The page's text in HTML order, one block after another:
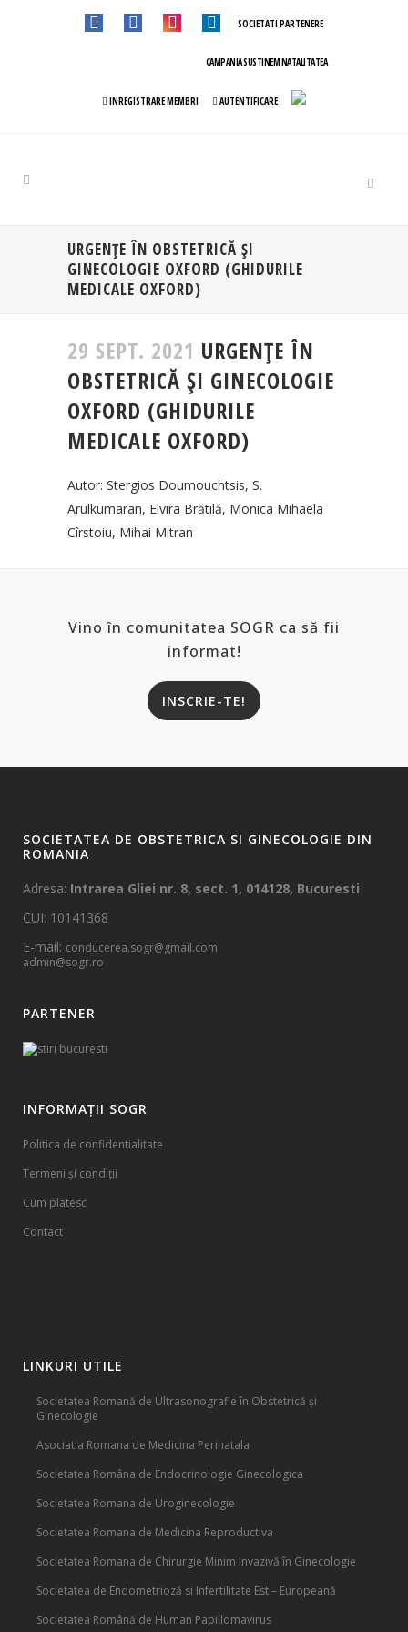
SOCIETATI PARTENERE
CAMPANIA SUSTINEM NATALITATEA
INREGISTRARE MEMBRI AUTENTIFICARE
URGENȚE ÎN OBSTETRICĂ ȘI
GINECOLOGIE OXFORD (GHIDURILE
MEDICALE OXFORD)
29 SEPT. 2021 URGENȚE ÎN
OBSTETRICĂ ȘI GINECOLOGIE
OXFORD (GHIDURILE
MEDICALE OXFORD)
Autor: Stergios Doumouchtsis, S.
Arulkumaran, Elvira Brătilă, Monica Mihaela
Cîrstoiu, Mihai Mitran
Vino în comunitatea SOGR ca să fii
informat!
INSCRIE-TE!
SOCIETATEA DE OBSTETRICA SI GINECOLOGIE DIN
ROMANIA
Adresa: Intrarea Gliei nr. 8, sect. 1, 014128, Bucuresti
CUI: 10141368
E-mail: conducerea.sogr@gmail.com
admin@sogr.ro
PARTENER
INFORMAȚII SOGR
Politica de confidentialitate
Termeni și condiții
Cum platesc
Contact
LINKURI UTILE
Societatea Romană de Ultrasonografie în Obstetrică și
Ginecologie
Asociatia Romana de Medicina Perinatala
Societatea Româna de Endocrinologie Ginecologica
Societatea Romana de Uroginecologie
Societatea Romana de Medicina Reproductiva
Societatea Romana de Chirurgie Minim Invazivă în Ginecologie
Societatea de Endometrioză si Infertilitate Est – Europeană
Societatea Română de Human Papillomavirus